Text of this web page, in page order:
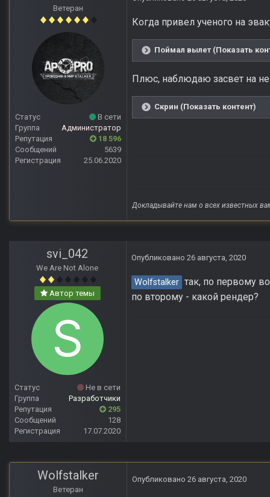
Ветеран
Статус
В сети
Группа
Администратор
Репутация
18 596
Сообщений
5639
Регистрация
25.06.2020
Когда привел ученого на
Поймал вылет (Показать
Плюс, наблюдаю засвет на
Скрин (Показать контент)
Докладывайте нам о всех известных
svi_042
We Are Not Alone
Автор темы
Статус
Не в сети
Группа
Разработчики
Репутация
295
Сообщений
128
Регистрация
17.07.2020
Опубликовано 26 августа, 2020
Wolfstalker так, по первому
по второму - какой рендер?
Wolfstalker
Ветеран
Опубликовано 26 августа, 2020